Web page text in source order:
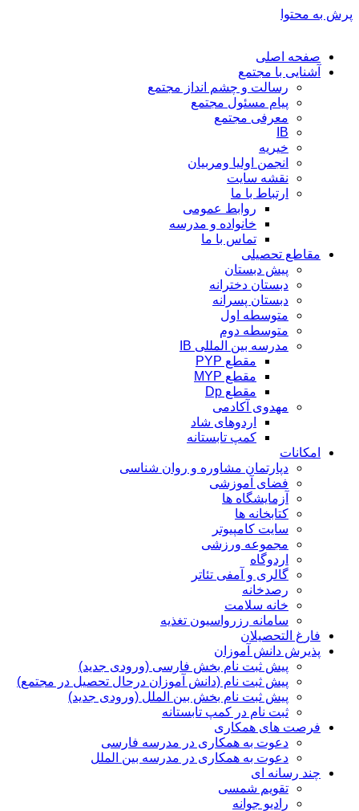
پرش به محتوا
صفحه اصلی
آشنایی با مجتمع
رسالت و چشم انداز مجتمع
پیام مسئول مجتمع
معرفی مجتمع
IB
خیریه
انجمن اولیا ومربیان
نقشه سایت
ارتباط با ما
روابط عمومی
خانواده و مدرسه
تماس با ما
مقاطع تحصیلی
پیش دبستان
دبستان دخترانه
دبستان پسرانه
متوسطه اول
متوسطه دوم
مدرسه بین المللی IB
مقطع PYP
مقطع MYP
مقطع Dp
مهدوی آکادمی
اردوهای شاد
کمپ تابستانه
امکانات
دپارتمان مشاوره و روان شناسی
فضای آموزشی
آزمایشگاه ها
کتابخانه ها
سایت کامپیوتر
مجموعه ورزشی
اردوگاه
گالری و آمفی تئاتر
رصدخانه
خانه سلامت
سامانه رزرواسیون تغذیه
فارغ التحصیلان
پذیرش دانش آموزان
پیش ثبت نام بخش فارسی (ورودی جدید)
پیش ثبت نام (دانش آموزان درحال تحصیل در مجتمع)
پیش ثبت نام بخش بین الملل (ورودی جدید)
ثبت نام در کمپ تابستانه
فرصت های همکاری
دعوت به همکاری در مدرسه فارسی
دعوت به همکاری در مدرسه بین الملل
چند رسانه ای
تقویم شمسی
رادیو جوانه